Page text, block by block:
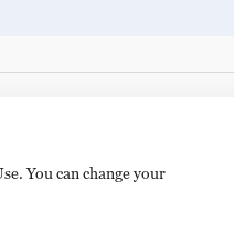
You can change your